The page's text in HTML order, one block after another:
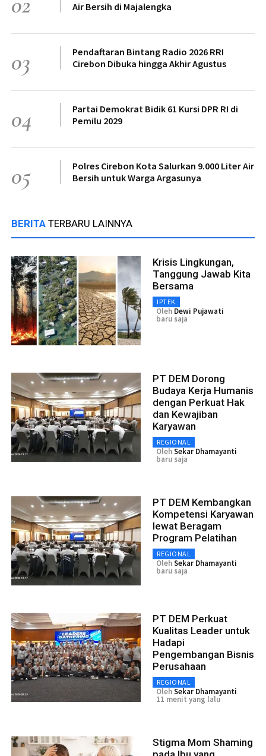
Air Bersih di Majalengka
03
Pendaftaran Bintang Radio 2026 RRI
Cirebon Dibuka hingga Akhir Agustus
04
Partai Demokrat Bidik 61 Kursi DPR RI di
Pemilu 2029
05
Polres Cirebon Kota Salurkan 9.000 Liter Air
Bersih untuk Warga Argasunya
BERITA TERBARU LAINNYA
Krisis Lingkungan,
Tanggung Jawab Kita
Bersama
IPTEK
Oleh Dewi Pujawati
baru saja
PT DEM Dorong
Budaya Kerja Humanis
dengan Perkuat Hak
dan Kewajiban
Karyawan
REGIONAL
OlehSekar Dhamayanti
baru saja
PT DEM Kembangkan
Kompetensi Karyawan
lewat Beragam
Program Pelatihan
REGIONAL
OlehSekar Dhamayanti
baru saja
PT DEM Perkuat
Kualitas Leader untuk
Hadapi
Pengembangan Bisnis
Perusahaan
REGIONAL
OlehSekar Dhamayanti
11 menit yang lalu
Stigma Mom Shaming